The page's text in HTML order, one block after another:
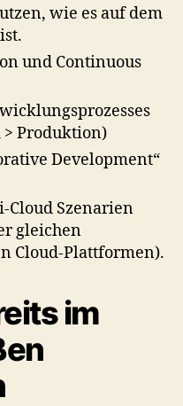
wie es auf dem
und Continuous
> Produktion)
Development“
Cloud Szenarien
gleichen
Cloud-Plattformen).
im